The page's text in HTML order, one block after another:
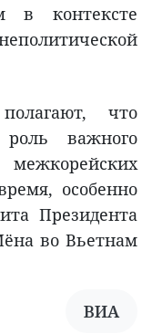
в контексте
что
важного
межкорейских
особенно
Президента
во Вьетнам
ВИА